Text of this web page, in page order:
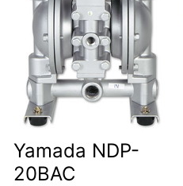
Yamada NDP-
20BAC